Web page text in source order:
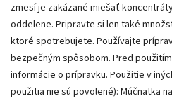
zmesí je zakázané miešať
oddelene. Pripravte si len také
ktoré spotrebujete. Používajte
bezpečným spôsobom. Pred
informácie o prípravku. Použitie v
použitia nie sú povolené): Múčnatka